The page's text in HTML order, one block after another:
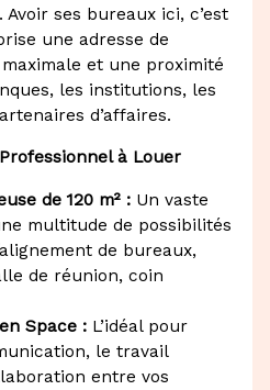
ses bureaux ici, c’est
une adresse de
et une proximité
les institutions, les
d’affaires.
à Louer
de 120 m² :Un vaste
multitude de possibilités
de bureaux,
de réunion, coin
Space :L’idéal pour
le travail
entre vos